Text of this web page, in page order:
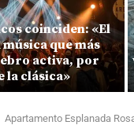
coinciden: «El
que más
activa, por
la clásica»
Apartamento Esplanada